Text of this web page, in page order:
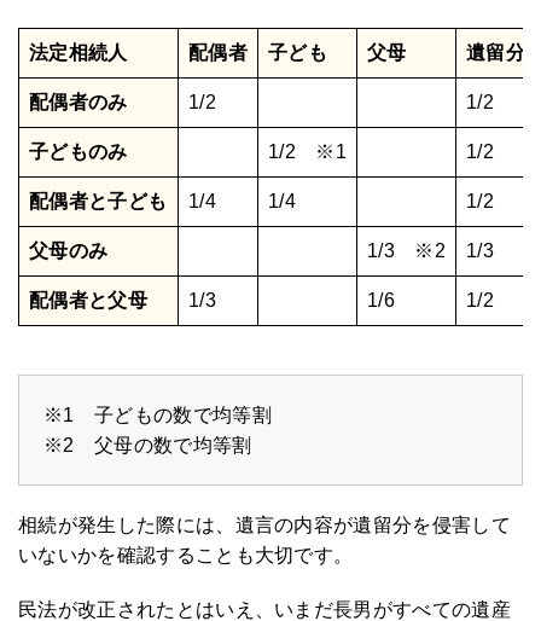
法定相続人 配偶者 子ども 父母 遺留分
配偶者のみ 1/2 1/2
子どものみ 1/2 ※1 1/2
配偶者と子ども 1/4 1/4 1/2
父母のみ 1/3 ※2 1/3
配偶者と父母 1/3 1/6 1/2
※1 子どもの数で均等割
※2 父母の数で均等割
相続が発生した際には、遺言の内容が遺留分を侵害して
いないかを確認することも大切です。
民法が改正されたとはいえ、いまだ長男がすべての遺産